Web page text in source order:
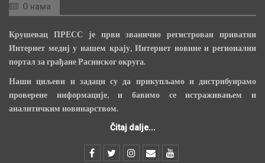
О нама
Крушевац ПРЕСС је први званично регистрован приватни
Интернет медиј у нашем крају, Интернет новине и регионални
портал за грађане Расинског округа.
Наши циљеви и задаци су да прикупљамо и дистрибуирамо
проверене информације, и бавимо се истраживањем и
аналитичким новинарством.
Čitaj dalje...